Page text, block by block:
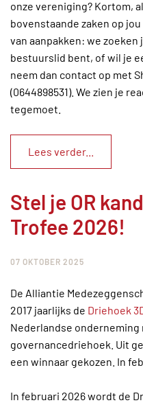
onze vereniging? Kortom,
bovenstaande zaken op
van aanpakken: we
bestuurslid bent, of wil je
neem dan contact op met
(0644898531). We zien je
tegemoet.
Lees verder...
Stel je OR
Trofee 2026!
07 OKTOBER 2025
De Alliantie
2017 jaarlijks de Driehoek
Nederlandse
governancedriehoek. Uit
een winnaar gekozen. In
In februari 2026 wordt de